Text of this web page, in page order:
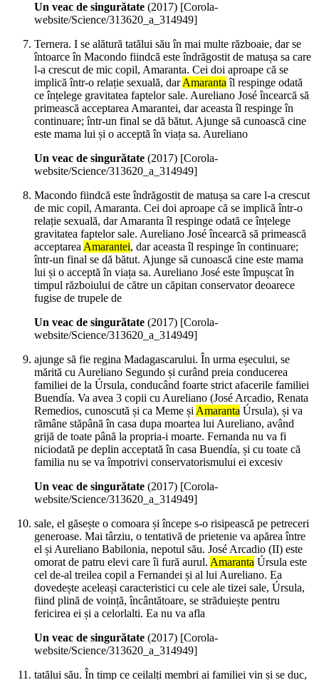
Un veac de singurătate (2017) [Corola-
website/Science/313620_a_314949]
Ternera. I se alătură tatălui său în mai multe războaie, dar se
întoarce în Macondo fiindcă este îndrăgostit de matușa sa care
l-a crescut de mic copil, Amaranta. Cei doi aproape că se
implică într-o relație sexuală, darAmarantaîl respinge odată
ce înțelege gravitatea faptelor sale. Aureliano José încearcă să
primească acceptarea Amarantei, dar aceasta îl respinge în
continuare; într-un final se dă bătut. Ajunge să cunoască cine
este mama lui și o acceptă în viața sa. Aureliano
Un veac de singurătate (2017) [Corola-
website/Science/313620_a_314949]
Macondo fiindcă este îndrăgostit de matușa sa care l-a crescut
de mic copil, Amaranta. Cei doi aproape că se implică într-o
relație sexuală, dar Amaranta îl respinge odată ce înțelege
gravitatea faptelor sale. Aureliano José încearcă să primească
acceptareaAmarantei, dar aceasta îl respinge în continuare;
într-un final se dă bătut. Ajunge să cunoască cine este mama
lui și o acceptă în viața sa. Aureliano José este împușcat în
timpul războiului de către un căpitan conservator deoarece
fugise de trupele de
Un veac de singurătate (2017) [Corola-
website/Science/313620_a_314949]
ajunge să fie regina Madagascarului. În urma eșecului, se
mărită cu Aureliano Segundo și curând preia conducerea
familiei de la Úrsula, conducând foarte strict afacerile familiei
Buendía. Va avea 3 copii cu Aureliano (José Arcadio, Renata
Remedios, cunoscută și ca Meme șiAmaranta Úrsula), și va
rămâne stăpână în casa dupa moartea lui Aureliano, având
grijă de toate până la propria-i moarte. Fernanda nu va fi
niciodată pe deplin acceptată în casa Buendía, și cu toate că
familia nu se va împotrivi conservatorismului ei excesiv
Un veac de singurătate (2017) [Corola-
website/Science/313620_a_314949]
sale, el găsește o comoara și începe s-o risipească pe petreceri
generoase. Mai târziu, o tentativă de prietenie va apărea între
el și Aureliano Babilonia, nepotul său. José Arcadio (II) este
omorat de patru elevi care îi fură aurul. Amaranta Úrsula este
cel de-al treilea copil a Fernandei și al lui Aureliano. Ea
dovedește aceleași caracteristici cu cele ale tizei sale, Úrsula,
fiind plină de voință, încântătoare, se străduiește pentru
fericirea ei și a celorlalti. Ea nu va afla
Un veac de singurătate (2017) [Corola-
website/Science/313620_a_314949]
tatălui său. În timp ce ceilalți membri ai familiei vin și se duc,